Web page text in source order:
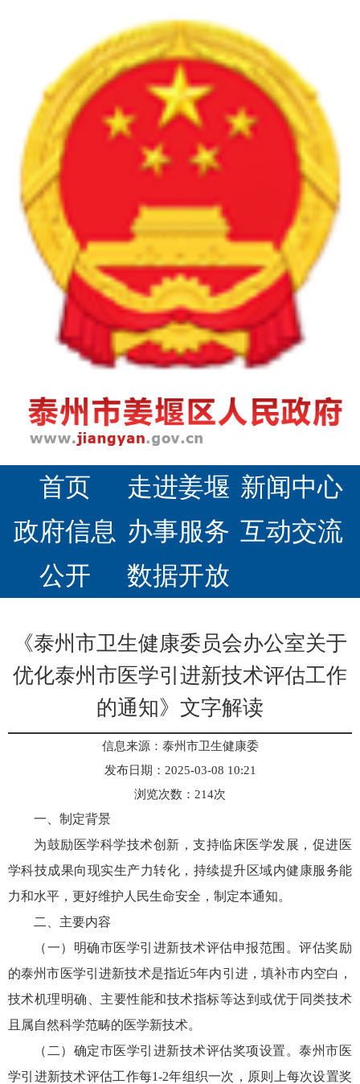
首页 走进姜堰 新闻中心
政府信息
公开
办事服务 互动交流
数据开放
《泰州市卫生健康委员会办公室关于
优化泰州市医学引进新技术评估工作
的通知》文字解读
信息来源：泰州市卫生健康委
发布日期：2025-03-08 10:21
浏览次数： 214次
一、制定背景
为鼓励医学科学技术创新，支持临床医学发展，促进医
学科技成果向现实生产力转化，持续提升区域内健康服务能
力和水平，更好维护人民生命安全，制定本通知。
二、主要内容
（一）明确市医学引进新技术评估申报范围。评估奖励
的泰州市医学引进新技术是指近5年内引进，填补市内空白，
技术机理明确、主要性能和技术指标等达到或优于同类技术
且属自然科学范畴的医学新技术。
（二）确定市医学引进新技术评估奖项设置。泰州市医
学引进新技术评估工作每1-2年组织一次，原则上每次设置奖